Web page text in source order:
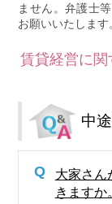
ません。弁護士
お願いいたします
賃貸経営に関
中
Q
大家さん
きますか